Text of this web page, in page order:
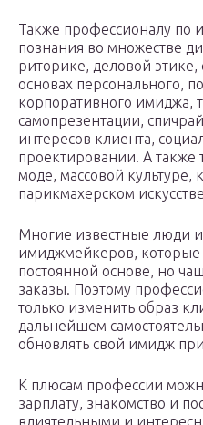
Также профессионалу по
познания во множестве
риторике, деловой этике,
основах персонального,
корпоративного имиджа,
самопрезентации,
интересов клиента,
проектировании. А также
моде, массовой культуре,
парикмахерском
Многие известные люди
имиджмейкеров, которые
постоянной основе, но
заказы. Поэтому
только изменить образ
дальнейшем
обновлять свой имидж
К плюсам профессии
зарплату, знакомство и
влиятельными и